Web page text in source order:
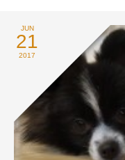
JUN
21
2017